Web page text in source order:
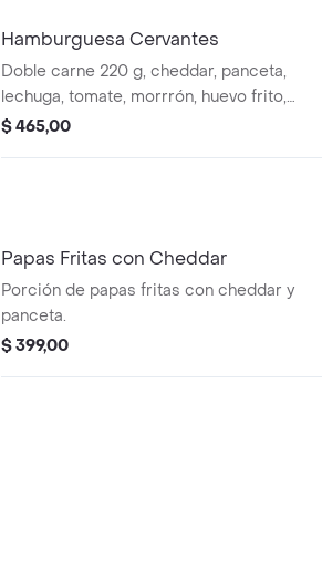
Hamburguesa Cervantes
Doble carne 220 g, cheddar, panceta,
lechuga, tomate, morrrón, huevo frito,
cebolla, jamón y muzzarella.
$ 465,00
Papas Fritas con Cheddar
Porción de papas fritas con cheddar y
panceta.
$ 399,00